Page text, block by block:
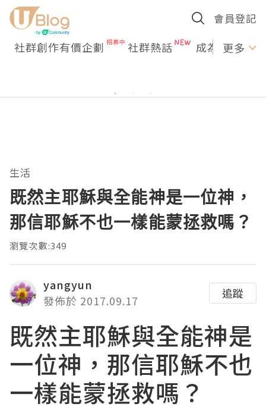
會員登記
社群創作有價企劃 社群熱話 成為U更多
生活
既然主耶穌與全能神是一位神，
那信耶穌不也一樣能蒙拯救嗎？
瀏覽次數:349
yangyun
發佈於 2017.09.17
追蹤
既然主耶穌與全能神是
一位神，那信耶穌不也
一樣能蒙拯救嗎？